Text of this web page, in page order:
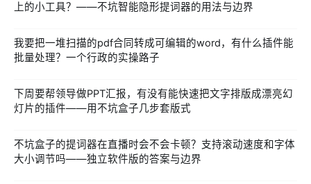
上的小工具？——不坑智能隐形提词器的用法与边界
我要把一堆扫描的pdf合同转成可编辑的word，有什么插件能
批量处理？一个行政的实操路子
下周要帮领导做PPT汇报，有没有能快速把文字排版成漂亮幻
灯片的插件——用不坑盒子几步套版式
不坑盒子的提词器在直播时会不会卡顿？支持滚动速度和字体
大小调节吗——独立软件版的答案与边界